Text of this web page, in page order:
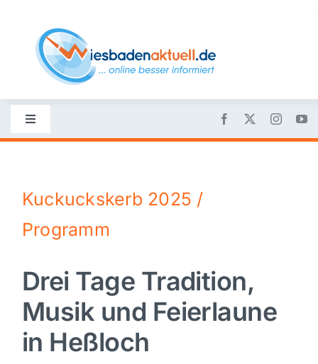
content
Toggle
Navigation
Nachrichten
Wirtschaft
Sport
Kuckuckskerb 2025 /
Programm
Drei Tage Tradition,
Musik und Feierlaune
in Heßloch